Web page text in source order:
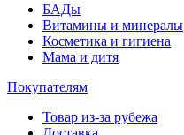
БАДы
Витамины и минералы
Косметика и гигиена
Мама и дитя
Покупателям
Товар из-за рубежа